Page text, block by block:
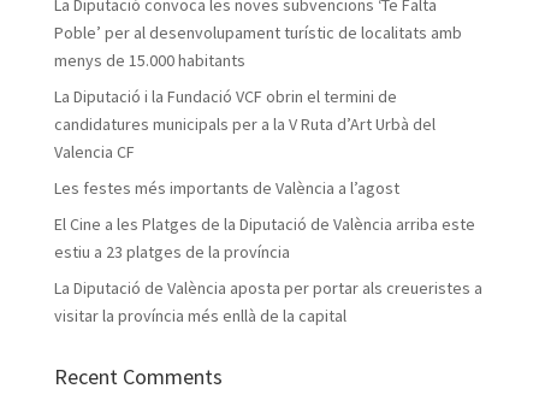
La Diputació convoca les noves subvencions ‘Te Falta
Poble’ per al desenvolupament turístic de localitats amb
menys de 15.000 habitants
La Diputació i la Fundació VCF obrin el termini de
candidatures municipals per a la V Ruta d’Art Urbà del
Valencia CF
Les festes més importants de València a l’agost
El Cine a les Platges de la Diputació de València arriba este
estiu a 23 platges de la província
La Diputació de València aposta per portar als creueristes a
visitar la província més enllà de la capital
Recent Comments